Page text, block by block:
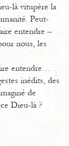
là vitupère la
Peut-
entendre –
nous, les
entendre…
inédits, des
de
Dieu-là ?